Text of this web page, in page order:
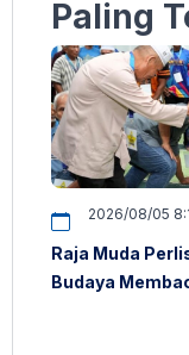
Paling
2026/08/05
Raja Muda
Budaya